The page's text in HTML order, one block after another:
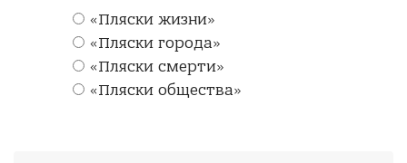
«Пляски жизни»
«Пляски города»
«Пляски смерти»
«Пляски общества»